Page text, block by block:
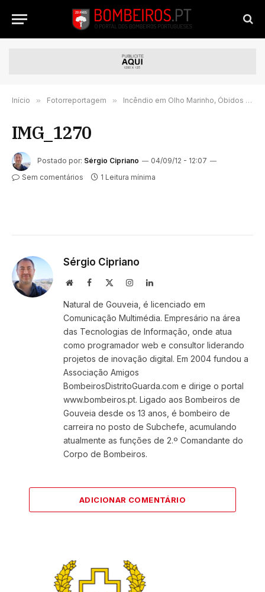
Início » Fotorreportagem » Incêndio em Olho Marinho, Óbidos – 1 de Setembro 2012
IMG_1270
Postado por: Sérgio Cipriano
04/09/12 - 12:07
Sem comentários
1 Leitura mínima
Sérgio Cipriano
WebsiteFacebook InstagramLinkedIn
Natural de Gouveia, é licenciado em
Comunicação Multimédia. Empresário na área
das Tecnologias de Informação, onde atua
como programador web e consultor liderando
projetos de inovação digital. Em 2004 fundou a
Associação Amigos
BombeirosDistritoGuarda.com e dirige o portal
www.bombeiros.pt. Ligado aos Bombeiros de
Gouveia desde os 13 anos, é bombeiro de
carreira no posto de Subchefe, acumulando
atualmente as funções de 2.º Comandante do
Corpo de Bombeiros.
ADICIONAR COMENTÁRIO